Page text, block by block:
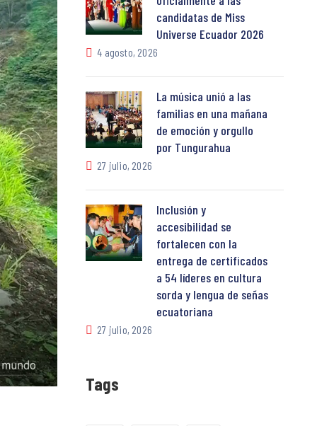
candidatas de Miss
Universe Ecuador 2026
4 agosto, 2026
La música unió a las
familias en una mañana
de emoción y orgullo
por Tungurahua
27 julio, 2026
Inclusión y
accesibilidad se
fortalecen con la
entrega de certificados
a 54 líderes en cultura
sorda y lengua de señas
ecuatoriana
27 julio, 2026
Tags